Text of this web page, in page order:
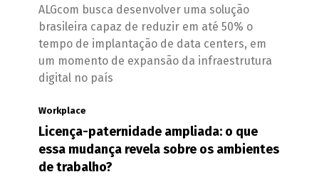
ALGcom busca desenvolver uma solução
brasileira capaz de reduzir em até 50% o
tempo de implantação de data centers, em
um momento de expansão da infraestrutura
digital no país
Workplace
Licença-paternidade ampliada: o que
essa mudança revela sobre os ambientes
de trabalho?